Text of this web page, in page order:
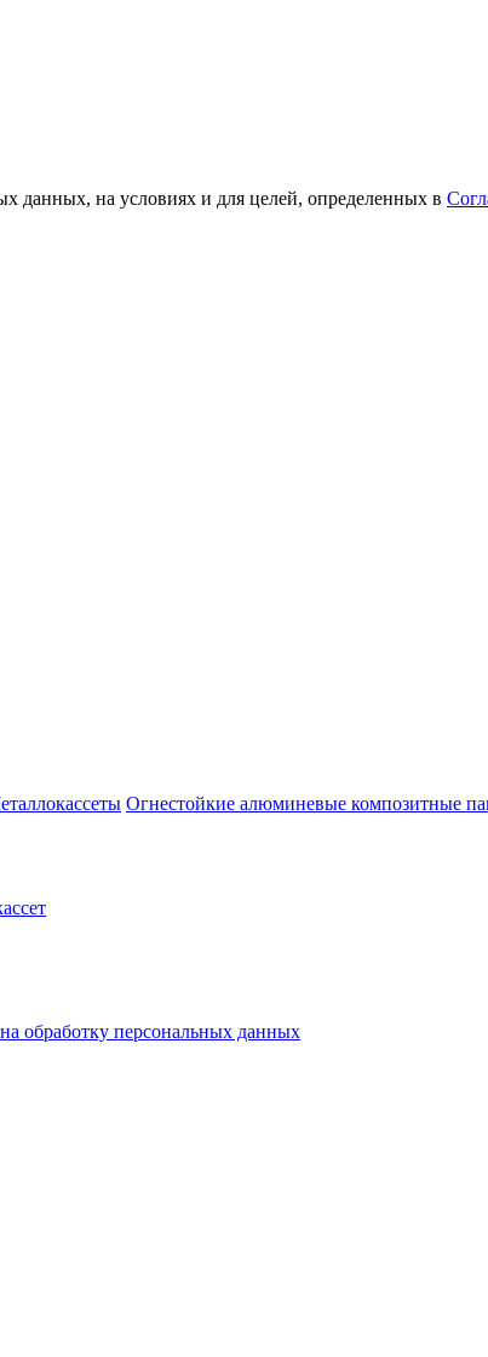
данных, на условиях и для целей, определенных в
Огнестойкие алюминевые композитные
обработку персональных данных